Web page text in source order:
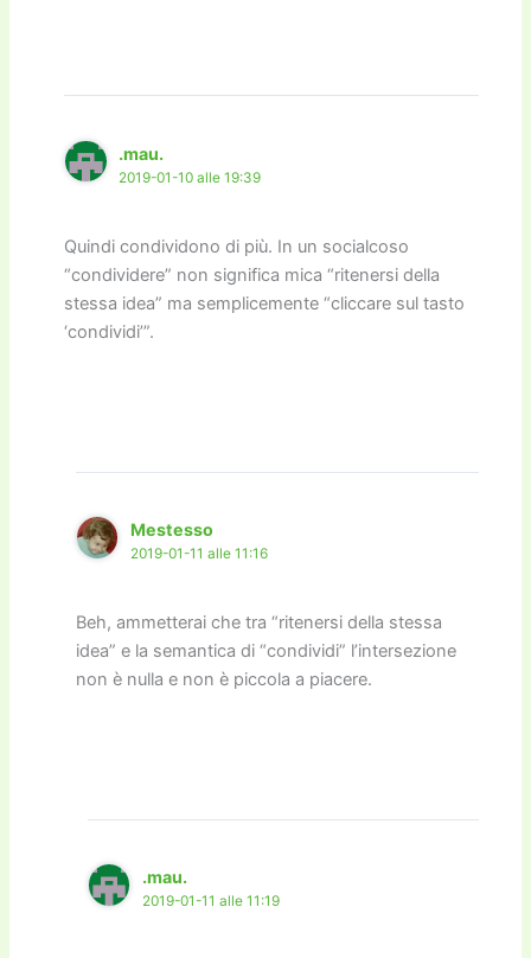
.mau.
2019-01-10 alle 19:39
Quindi condividono di più. In un socialcoso
“condividere” non significa mica “ritenersi della
stessa idea” ma semplicemente “cliccare sul tasto
‘condividi’”.
Mestesso
2019-01-11 alle 11:16
Beh, ammetterai che tra “ritenersi della stessa
idea” e la semantica di “condividi” l’intersezione
non è nulla e non è piccola a piacere.
.mau.
2019-01-11 alle 11:19